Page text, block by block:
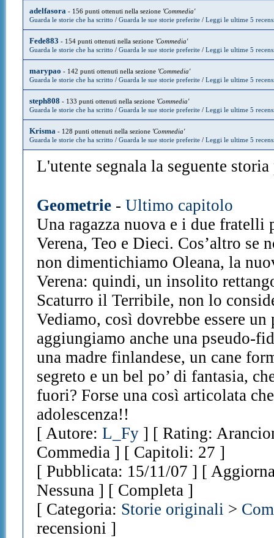
adelfasora - 156 punti ottenuti nella sezione 'Commedia'
Guarda le storie che ha scritto / Guarda le sue storie preferite/ Leggi le ultime 5
Fede883 - 154 punti ottenuti nella sezione 'Commedia'
Guarda le storie che ha scritto / Guarda le sue storie preferite/ Leggi le ultime 5
marypao - 142 punti ottenuti nella sezione 'Commedia'
Guarda le storie che ha scritto / Guarda le sue storie preferite/ Leggi le ultime 5
steph808 - 133 punti ottenuti nella sezione 'Commedia'
Guarda le storie che ha scritto / Guarda le sue storie preferite/ Leggi le ultime 5
Krisma - 128 punti ottenuti nella sezione 'Commedia'
Guarda le storie che ha scritto / Guarda le sue storie preferite/ Leggi le ultime 5
L'utente segnala la seguente
Geometrie- Ultimo capitolo
Una ragazza nuova e i due fratelli
Verena, Teo e Dieci. Cos’altro se
non dimentichiamo Oleana, la
Verena: quindi, un insolito
Scaturro il Terribile, non lo
Vediamo, così dovrebbe essere un
aggiungiamo anche una pseudo-
una madre finlandese, un cane
segreto e un bel po’ di fantasia,
fuori? Forse una così articolata
adolescenza!!
[ Autore: L_Fy] [ Rating:
Commedia ] [ Capitoli: 27 ]
[ Pubblicata: 15/11/07 ] [
Nessuna ] [ Completa ]
[ Categoria: Storie originali >
recensioni ]